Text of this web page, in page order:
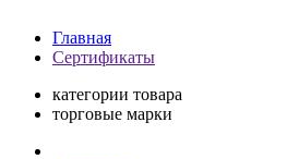
Главная
Сертификаты
категории товара
торговые марки